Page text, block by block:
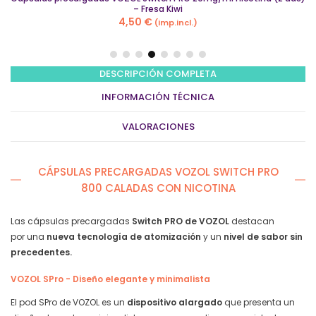
– Fresa Kiwi
4,50 € (imp.incl.)
DESCRIPCIÓN COMPLETA
INFORMACIÓN TÉCNICA
VALORACIONES
CÁPSULAS PRECARGADAS VOZOL SWITCH PRO
800 CALADAS CON NICOTINA
Las cápsulas precargadas Switch PRO de VOZOL destacan
poruna nueva tecnología de atomización y un nivel de sabor sin
precedentes.
VOZOL SPro - Diseño elegante y minimalista
El pod SPro de VOZOL es un dispositivo alargado que presenta un